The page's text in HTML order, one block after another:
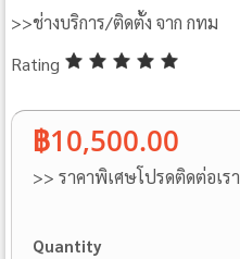
>>ช่างบริการ/ติดตั้ง จาก กทม
Rating
฿10,500.00
>> ราคาพิเศษโปรดติดต่อเรา
Quantity